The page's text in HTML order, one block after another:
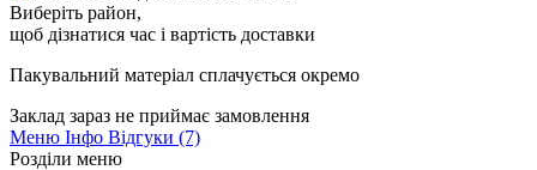
Виберіть район,
щоб дізнатися час і вартість доставки
Пакувальний матеріал cплачується окремо
Заклад зараз не приймає замовлення
Меню Інфо Відгуки (7)
Розділи меню